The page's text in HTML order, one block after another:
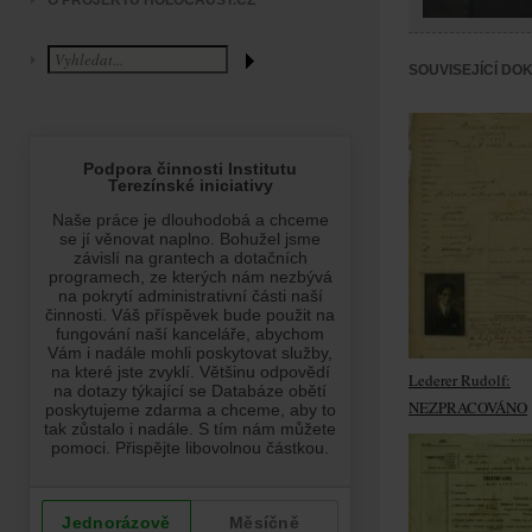
SOUVISEJÍCÍ
Lederer Rudolf:
NEZPRACOVÁNO